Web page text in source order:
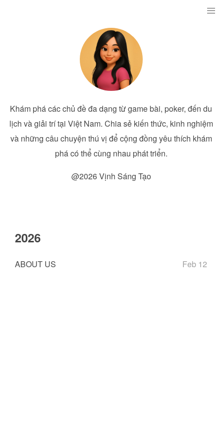
Khám phá các chủ đề đa dạng từ game bài, poker, đến du
lịch và giải trí tại Việt Nam. Chia sẻ kiến thức, kinh nghiệm
và những câu chuyện thú vị để cộng đồng yêu thích khám
phá có thể cùng nhau phát triển.
@2026 Vịnh Sáng Tạo
2026
ABOUT US Feb 12